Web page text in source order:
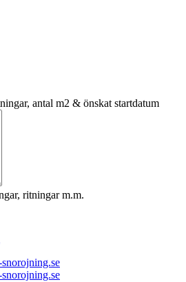
antal m2 & önskat startdatum
ritningar m.m.